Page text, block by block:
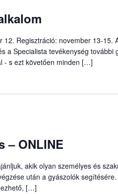
Regisztráció: november 13-15.
a Specialista tevékenység további
- s ezt követően minden […]
– ONLINE
akik olyan személyes és
után a gyászolók
[…]